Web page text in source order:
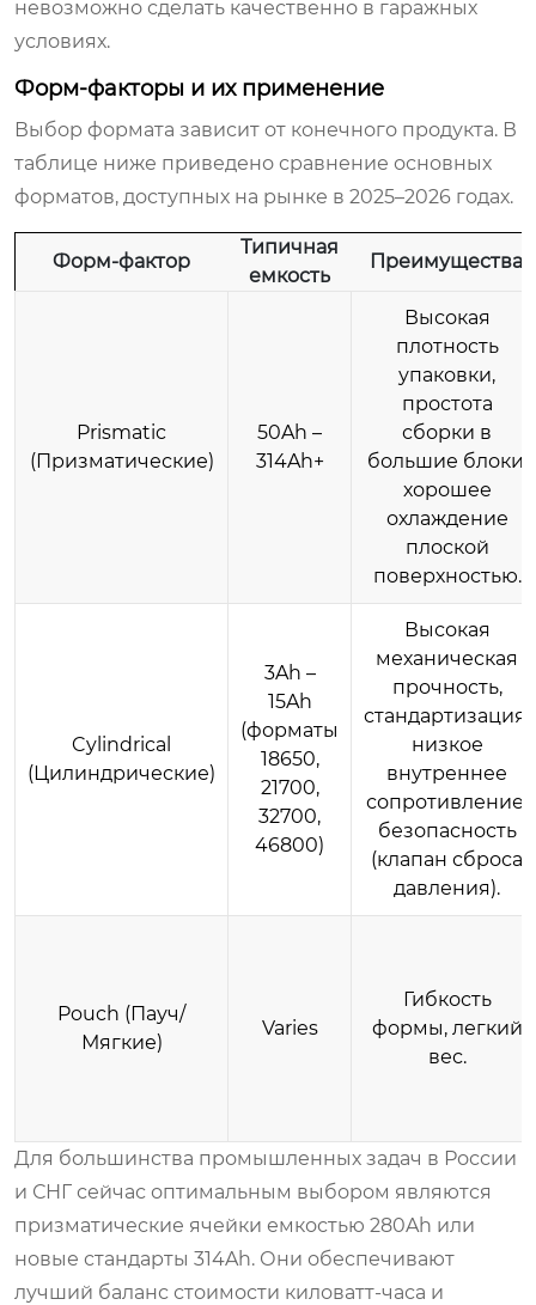
невозможно сделать качественно в гаражных
условиях.
Форм-факторы и их применение
Выбор формата зависит от конечного продукта. В
таблице ниже приведено сравнение основных
форматов, доступных на рынке в 2025–2026 годах.
Форм-фактор
Типичная
емкость
Преимущества
Prismatic
(Призматические)
50Ah –
314Ah+
Высокая
плотность
упаковки,
простота
сборки в
большие блоки,
хорошее
охлаждение
плоской
поверхностью.
Cylindrical
(Цилиндрические)
3Ah –
15Ah
(форматы
18650,
21700,
32700,
46800)
Высокая
механическая
прочность,
стандартизация,
низкое
внутреннее
сопротивление,
безопасность
(клапан сброса
давления).
Pouch (Пауч/
Мягкие)
Varies
Гибкость
формы, легкий
вес.
Для большинства промышленных задач в России
и СНГ сейчас оптимальным выбором являются
призматические ячейки емкостью 280Ah или
новые стандарты 314Ah. Они обеспечивают
лучший баланс стоимости киловатт-часа и